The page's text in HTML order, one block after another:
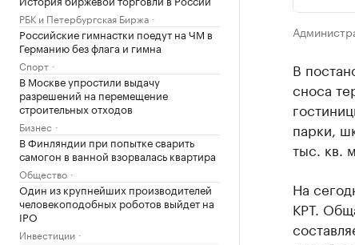
РБК и Петербургская Биржа
Российские гимнастки поедут на ЧМ в
Германию без флага и гимна
Спорт
В Москве упростили выдачу
разрешений на перемещение
строительных отходов
Бизнес
В Финляндии при попытке сварить
самогон в ванной взорвалась квартира
Общество
Один из крупнейших производителей
человекоподобных роботов выйдет на
IPO
Инвестиции
В
сноса
парки,
тыс. кв. м.
На
КРТ.